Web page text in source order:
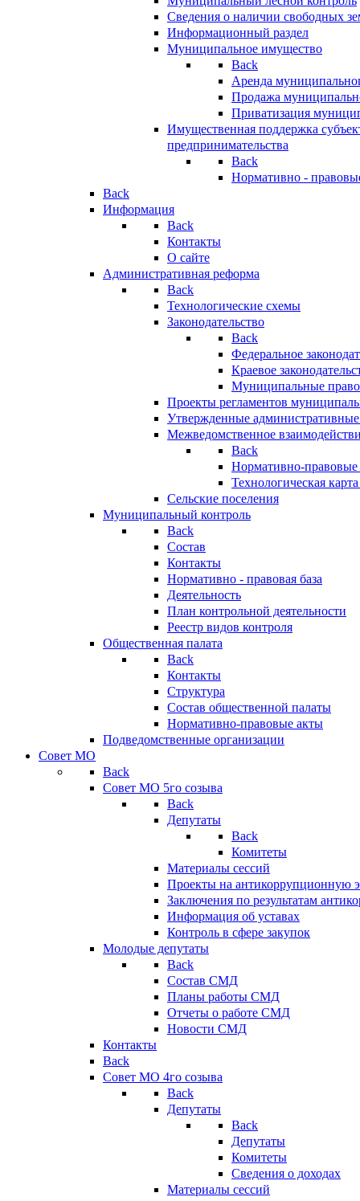
Сведения о наличии свободных
Информационный раздел
Муниципальное имущество
Back
Аренда
Продажа
Приватизация
Имущественная поддержка
предпринимательства
Back
Нормативно -
Back
Информация
Back
Контакты
О сайте
Административная реформа
Back
Технологические схемы
Законодательство
Back
Федеральное
Краевое
Муниципальные
Проекты регламентов
Утвержденные
Межведомственное
Back
Нормативно-правовые
Технологическая
Сельские поселения
Муниципальный контроль
Back
Состав
Контакты
Нормативно - правовая база
Деятельность
План контрольной деятельности
Реестр видов контроля
Общественная палата
Back
Контакты
Структура
Состав общественной палаты
Нормативно-правовые акты
Подведомственные организации
Совет МО
Back
Совет МО 5го созыва
Back
Депутаты
Back
Комитеты
Материалы сессий
Проекты на антикоррупционную
Заключения по результатам
Информация об уставах
Контроль в сфере закупок
Молодые депутаты
Back
Состав СМД
Планы работы СМД
Отчеты о работе СМД
Новости СМД
Контакты
Back
Совет МО 4го созыва
Back
Депутаты
Back
Депутаты
Комитеты
Сведения о доходах
Материалы сессий